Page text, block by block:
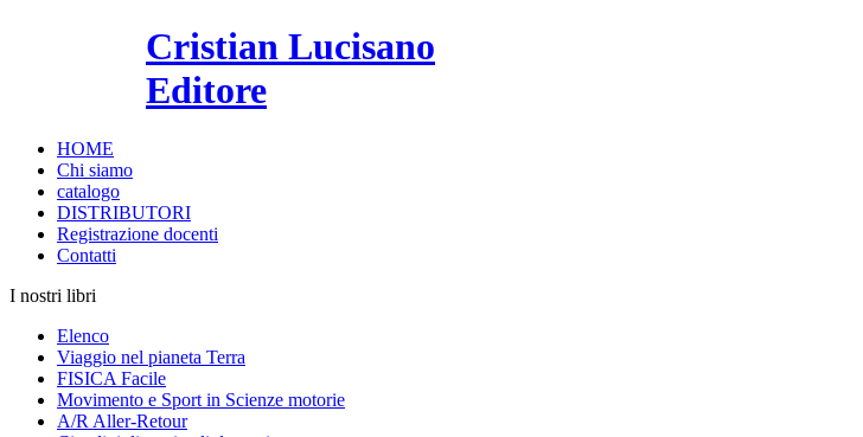
Cristian Lucisano
Editore
HOME
Chi siamo
catalogo
DISTRIBUTORI
Registrazione docenti
Contatti
I nostri libri
Elenco
Viaggio nel pianeta Terra
FISICA Facile
Movimento e Sport in Scienze motorie
A/R Aller-Retour